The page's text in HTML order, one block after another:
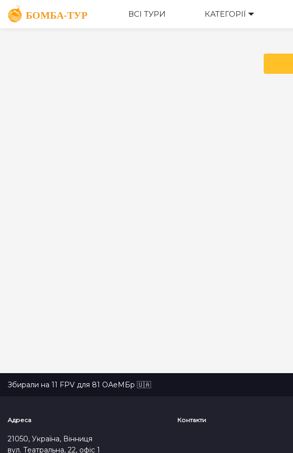
ВСІ ТУРИ КАТЕГОРІЇ
Пошук турів
Збирали на 11 FPV для 81 ОАеМБр 🇺🇦
Адреса
21050, Україна, Вінниця
вул. Театральна, 22, офіс 1
Контакти